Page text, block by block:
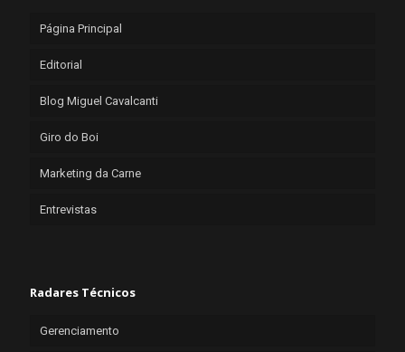
Página Principal
Editorial
Blog Miguel Cavalcanti
Giro do Boi
Marketing da Carne
Entrevistas
Radares Técnicos
Gerenciamento